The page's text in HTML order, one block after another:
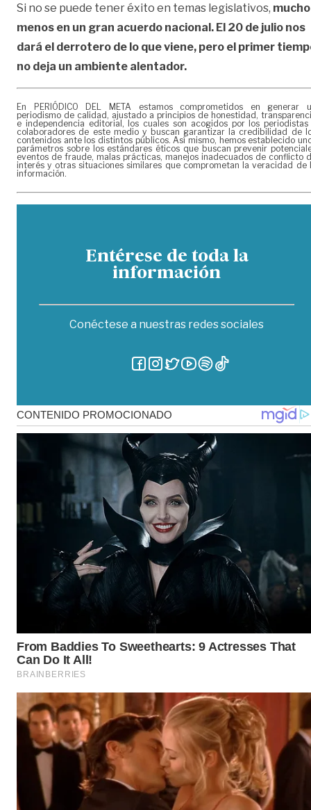
Si no se puede tener éxito en temas legislativos, mucho
menos en un gran acuerdo nacional. El 20 de julio nos
dará el derrotero de lo que viene, pero el primer
no deja un ambiente alentador.
En PERIÓDICO DEL META estamos comprometidos en generar
periodismo de calidad, ajustado a principios de honestidad,
e independencia editorial, los cuales son acogidos por los periodistas
colaboradores de este medio y buscan garantizar la credibilidad de
contenidos ante los distintos públicos. Así mismo, hemos establecido
parámetros sobre los estándares éticos que buscan prevenir
eventos de fraude, malas prácticas, manejos inadecuados de conflicto
interés y otras situaciones similares que comprometan la veracidad de
información.
Entérese de toda la
información
Conéctese a nuestras redes sociales